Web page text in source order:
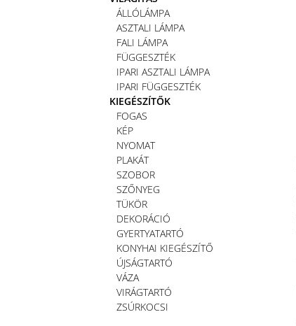
ÁLLÓLÁMPA
ASZTALI LÁMPA
FALI LÁMPA
FÜGGESZTÉK
IPARI ASZTALI LÁMPA
IPARI FÜGGESZTÉK
KIEGÉSZÍTŐK
FOGAS
KÉP
NYOMAT
PLAKÁT
SZOBOR
SZŐNYEG
TÜKÖR
DEKORÁCIÓ
GYERTYATARTÓ
KONYHAI KIEGÉSZÍTŐ
ÚJSÁGTARTÓ
VÁZA
VIRÁGTARTÓ
ZSÚRKOCSI